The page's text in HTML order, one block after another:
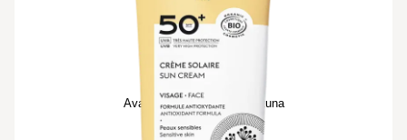
Avaa tuotekuva suurennettuna